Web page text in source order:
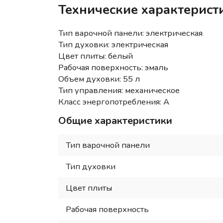
Технические
Тип варочной панели: электрическая
Тип духовки: электрическая
Цвет плиты: белый
Рабочая поверхность: эмаль
Объем духовки: 55 л
Тип управления: механическое
Класс энергопотребления: A
Общие характеристики
Тип варочной панели
Тип духовки
Цвет плиты
Рабочая поверхность